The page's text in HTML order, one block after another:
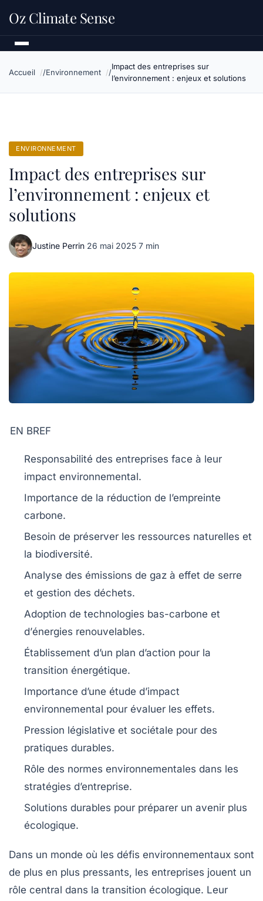
Oz Climate Sense
Accueil Environnement
Impact des entreprises sur
l’environnement : enjeux et solutions
ENVIRONNEMENT
Impact des entreprises sur
l’environnement : enjeux et
solutions
Justine Perrin·26 mai 2025·7 min
EN BREF
Responsabilité des entreprises face à leur
impact environnemental.
Importance de la réduction de l’empreinte
carbone.
Besoin de préserver les ressources naturelles et
la biodiversité.
Analyse des émissions de gaz à effet de serre
et gestion des déchets.
Adoption de technologies bas-carbone et
d’énergies renouvelables.
Établissement d’un plan d’action pour la
transition énergétique.
Importance d’une étude d’impact
environnemental pour évaluer les effets.
Pression législative et sociétale pour des
pratiques durables.
Rôle des normes environnementales dans les
stratégies d’entreprise.
Solutions durables pour préparer un avenir plus
écologique.
Dans un monde où les défis environnementaux sont
de plus en plus pressants, les entreprises jouent un
rôle central dans la transition écologique. Leur